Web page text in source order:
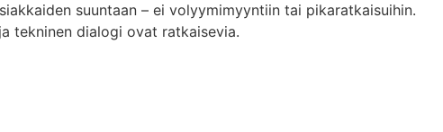
suuntaan – ei volyymimyyntiin tai pikaratkaisuihin.
tekninen dialogi ovat ratkaisevia.